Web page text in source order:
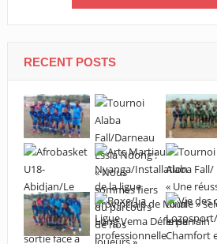
RECENT POSTS